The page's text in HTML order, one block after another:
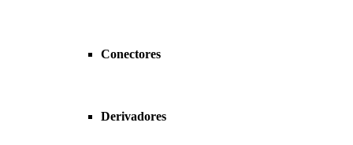
Conectores
Derivadores